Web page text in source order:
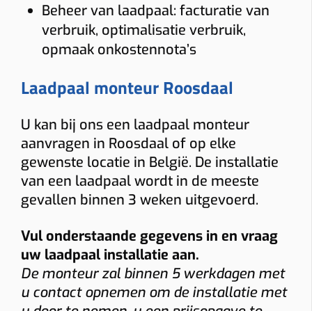
Beheer van laadpaal: facturatie van
verbruik, optimalisatie verbruik,
opmaak onkostennota’s
Laadpaal monteur Roosdaal
U kan bij ons een laadpaal monteur
aanvragen in Roosdaal of op elke
gewenste locatie in België. De installatie
van een laadpaal wordt in de meeste
gevallen binnen 3 weken uitgevoerd.
Vul onderstaande gegevens in en vraag
uw laadpaal installatie aan.
De monteur zal binnen 5 werkdagen met
u contact opnemen om de installatie met